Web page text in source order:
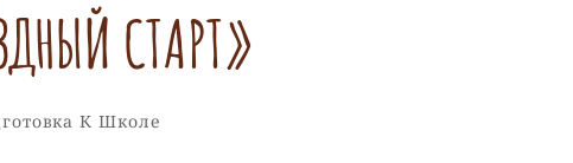
СТАРТ»
К Школе